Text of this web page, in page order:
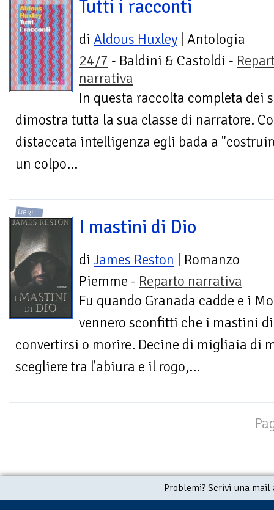
Tutti i racconti
di Aldous Huxley | Antologia
24/7 - Baldini & Castoldi -
narrativa
In questa raccolta completa dei
dimostra tutta la sua classe di narratore.
distaccata intelligenza egli bada a
un colpo...
LIBRI
I mastini di Dio
di James Reston | Romanzo
Piemme - Reparto narrativa
Fu quando Granada cadde e i
vennero sconfitti che i mastini
convertirsi o morire. Decine di migliaia di
scegliere tra l'abiura e il rogo,...
Problemi? Scrivi una